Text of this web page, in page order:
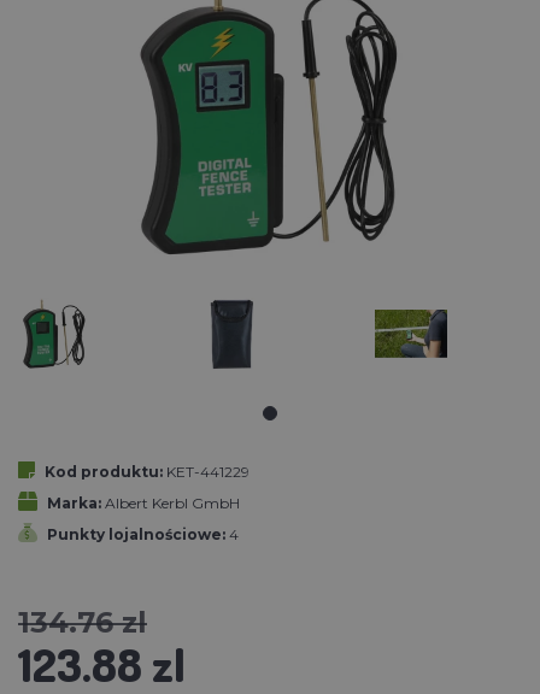
Kod produktu: KET-441229
Marka: Albert Kerbl GmbH
Punkty lojalnościowe: 4
134.76 zl
123.88 zl